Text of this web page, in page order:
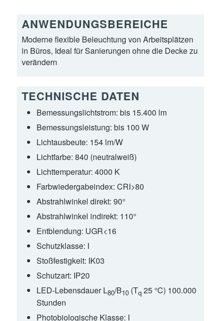
ANWENDUNGSBEREICHE
Moderne flexible Beleuchtung von Arbeitsplätzen
in Büros, Ideal für Sanierungen ohne die Decke zu
verändern
TECHNISCHE DATEN
Bemessungslichtstrom: bis 15.400 lm
Bemessungsleistung: bis 100 W
Lichtausbeute: 154 lm/W
Lichtfarbe: 840 (neutralweiß)
Lichttemperatur: 4000 K
Farbwiedergabeindex: CRI>80
Abstrahlwinkel direkt: 90°
Abstrahlwinkel indirekt: 110°
Entblendung: UGR<16
Schutzklasse: I
Stoßfestigkeit: IK03
Schutzart: IP20
LED-Lebensdauer L80/B10(Tq25 °C) 100.000
Stunden
Photobiologische Klasse: I